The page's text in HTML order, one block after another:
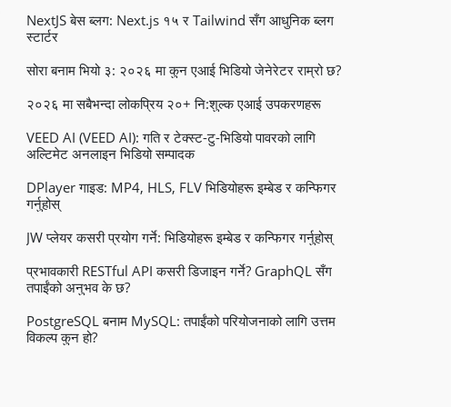
NextJS बेस ब्लग: Next.js १५ र Tailwind सँग आधुनिक ब्लग
स्टार्टर
सोरा बनाम भियो ३: २०२६ मा कुन एआई भिडियो जेनेरेटर राम्रो छ?
२०२६ मा सबैभन्दा लोकप्रिय २०+ नि:शुल्क एआई उपकरणहरू
VEED AI (VEED AI): गति र टेक्स्ट-टु-भिडियो पावरको लागि
अल्टिमेट अनलाइन भिडियो सम्पादक
DPlayer गाइड: MP4, HLS, FLV भिडियोहरू इम्बेड र कन्फिगर
गर्नुहोस्
JW प्लेयर कसरी प्रयोग गर्ने: भिडियोहरू इम्बेड र कन्फिगर गर्नुहोस्
प्रभावकारी RESTful API कसरी डिजाइन गर्ने? GraphQL सँग
तपाईंको अनुभव के छ?
PostgreSQL बनाम MySQL: तपाईंको परियोजनाको लागि उत्तम
विकल्प कुन हो?